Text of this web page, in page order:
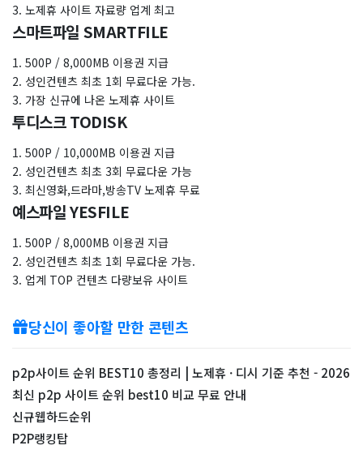
3. 노제휴 사이트 자료량 업계 최고
스마트파일 SMARTFILE
1. 500P / 8,000MB 이용권 지급
2. 성인컨텐츠 최초 1회 무료다운 가능.
3. 가장 신규에 나온 노제휴 사이트
투디스크 TODISK
1. 500P / 10,000MB 이용권 지급
2. 성인컨텐츠 최초 3회 무료다운 가능
3. 최신영화,드라마,방송TV 노제휴 무료
예스파일 YESFILE
1. 500P / 8,000MB 이용권 지급
2. 성인컨텐츠 최초 1회 무료다운 가능.
3. 업계 TOP 컨텐츠 다량보유 사이트
당신이 좋아할 만한 콘텐츠
p2p사이트 순위 BEST10 총정리 | 노제휴 · 디시 기준 추천 - 2026
최신 p2p 사이트 순위 best10 비교 무료 안내
신규웹하드순위
P2P랭킹탑